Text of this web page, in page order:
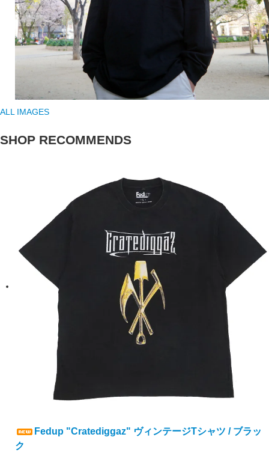
ALL IMAGES
SHOP RECOMMENDS
Fedup "Cratediggaz" ヴィンテージTシャツ / ブラッ
ク